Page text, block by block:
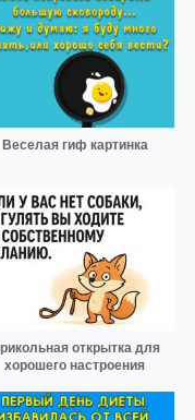
Веселая гиф картинка
открытка для
хорошего настроения